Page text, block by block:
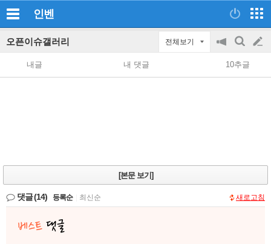
인벤
오픈이슈갤러리 전체보기
공
지
on/off
검
색
글
쓰
내글 내 댓글 10추글
[본문 보기]
댓글(14) 등록순 최신순 새로고침